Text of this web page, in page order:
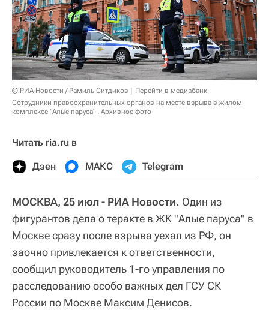
© РИА Новости / Рамиль Ситдиков
Перейти в медиабанк
Сотрудники правоохранительных органов на месте взрыва в жилом
комплексе "Алые паруса" . Архивное фото
Читать ria.ru в
Дзен МАКС Telegram
МОСКВА, 25 июл - РИА Новости. Один из
фигурантов дела о теракте в ЖК "Алые паруса" в
Москве сразу после взрыва уехал из РФ, он
заочно привлекается к ответственности,
сообщил руководитель 1-го управления по
расследованию особо важных дел ГСУ СК
России по Москве Максим Денисов.